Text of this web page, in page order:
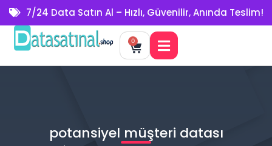
7/24 Data Satın Al – Hızlı, Güvenilir, Anında Teslim!
0
potansiyel müşteri datası